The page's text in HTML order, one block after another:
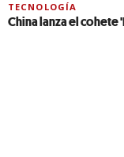
TECNOLOGÍA
China lanza el cohete